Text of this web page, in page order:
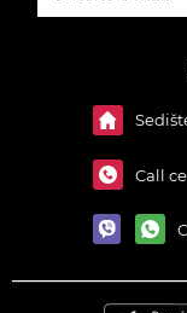
Call